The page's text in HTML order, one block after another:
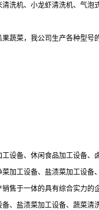
机、小龙虾清洗机、气
蔬菜，我公司生产各种型
备、休闲食品加工设备
工设备、盐渍菜加工设
售于一体的具有综合实力的企
盐渍菜加工设备、蔬菜